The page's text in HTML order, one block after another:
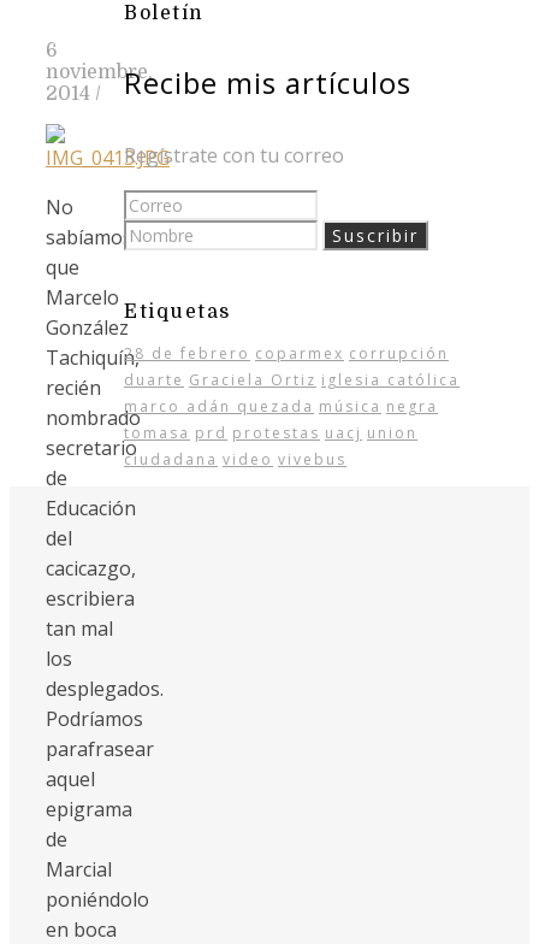
6
noviembre,
2014 /
No
sabíamos
que
Marcelo
González
Tachiquín,
recién
nombrado
secretario
de
Educación
del
cacicazgo,
escribiera
tan mal
los
desplegados.
Podríamos
parafrasear
aquel
epigrama
de
Marcial
poniéndolo
en boca
Boletín
Recibe mis artículos
Regístrate con tu correo
Etiquetas
28 de febrero coparmex corrupción
duarte Graciela Ortiz iglesia católica
marco adán quezada música negra
tomasa prd protestas uacj union
ciudadana video vivebus